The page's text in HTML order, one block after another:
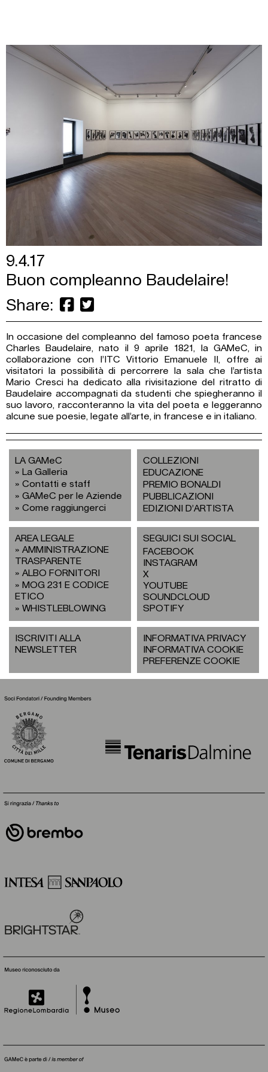
9.4.17
Buon compleanno Baudelaire!
Share:
In occasione del compleanno del famoso poeta francese
Charles Baudelaire, nato il 9 aprile 1821, la GAMeC, in
collaborazione con l’ITC Vittorio Emanuele II, offre ai
visitatori la possibilità di percorrere la sala che l’artista
Mario Cresci ha dedicato alla rivisitazione del ritratto di
Baudelaire accompagnati da studenti che spiegheranno il
suo lavoro, racconteranno la vita del poeta e leggeranno
alcune sue poesie, legate all’arte, in francese e in italiano.
LA GAMeC
La Galleria
Contatti e staff
GAMeC per le Aziende
Come raggiungerci
COLLEZIONI
EDUCAZIONE
PREMIO BONALDI
PUBBLICAZIONI
EDIZIONI D’ARTISTA
AREA LEGALE
AMMINISTRAZIONE
TRASPARENTE
ALBO FORNITORI
MOG 231 E CODICE
ETICO
WHISTLEBLOWING
SEGUICI SUI SOCIAL
FACEBOOK
INSTAGRAM
X
YOUTUBE
SOUNDCLOUD
SPOTIFY
ISCRIVITI ALLA
NEWSLETTER
INFORMATIVA PRIVACY
INFORMATIVA COOKIE
PREFERENZE COOKIE